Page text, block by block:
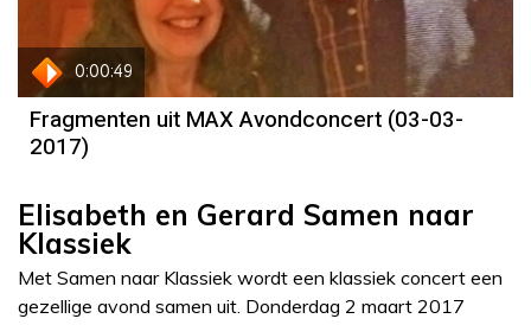
0:00:49
Fragmenten uit MAX Avondconcert (03-03-
2017)
Elisabeth en Gerard Samen naar
Klassiek
Met Samen naar Klassiek wordt een klassiek concert een
gezellige avond samen uit. Donderdag 2 maart 2017